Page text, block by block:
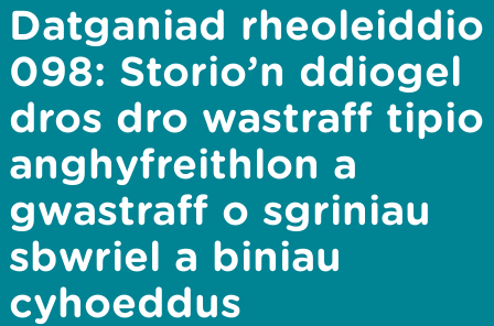
Datganiad rheoleiddio
098: Storio’n ddiogel
dros dro wastraff tipio
anghyfreithlon a
gwastraff o sgriniau
sbwriel a biniau
cyhoeddus